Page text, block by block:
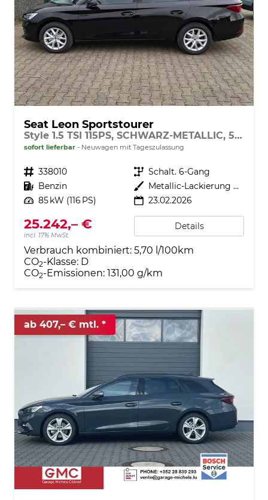
Seat Leon Sportstourer
Style 1.5 TSI 115PS, SCHWARZ-METALLIC, 5 Jahre Garantie, 16" ALU, MATRIX-LED, Privacy-Glas, Winter-Paket, 3-Zonen-Climatronic, ParkAssist, Parksensoren v/h, Rückfahrkamera, Radio 10,4" + Full-Link, Tempomat, M-Lederlenkrad, variabler Ladeboden
sofort lieferbar Neuwagen mit Tageszulassung
Fahrzeugnr. 338010 Getriebe Schalt. 6-Gang
Kraftstoff Benzin Außenfarbe
Metallic-Lackierung Nacht-Schwarz
Leistung 85 kW (116 PS) 23.02.2026
25.242,– €
incl. 17% MwSt.
Details
Verbrauch kombiniert: 5,70 l/100km
CO2-Klasse: D
CO2-Emissionen: 131,00 g/km
ab 407,– € mtl.